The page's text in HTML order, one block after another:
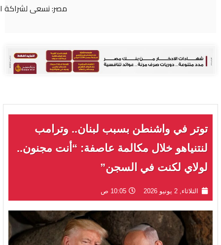
مصر: نسعى لشراكة اقتصادية أكثر عمقا مع روسيا
توتر في واشنطن بسبب لبنان.. وترامب
لنتنياهو خلال مكالمة عاصفة: “أنت مجنون..
لولاي لكنت في السجن”
الثلاثاء, 2 يونيو 2026 10:05 ص